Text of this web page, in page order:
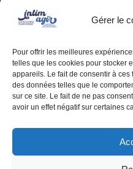
Gérer le
Pour offrir les meilleures
telles que les cookies pour stocker
appareils. Le fait de consentir à
des données telles que le
sur ce site. Le fait de ne pas
avoir un effet négatif sur certaines
© Centre de ressources
Newcastle